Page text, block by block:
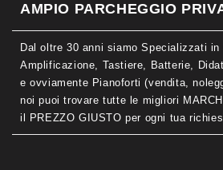
AMPIO PARCHEGGIO
Dal oltre 30 anni siamo Specializzati in
Amplificazione, Tastiere, Batterie,
e ovviamente Pianoforti (vendita,
noi puoi trovare tutte le migliori
il PREZZO GIUSTO per ogni tua